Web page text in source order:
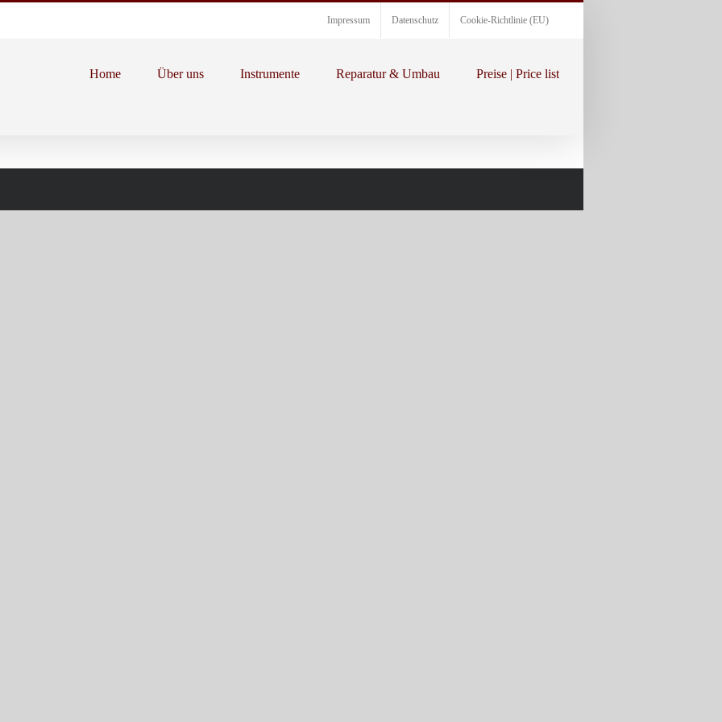
Impressum Datenschutz Cookie-Richtlinie (EU)
Home Über uns Instrumente Reparatur & Umbau Preise | Price list